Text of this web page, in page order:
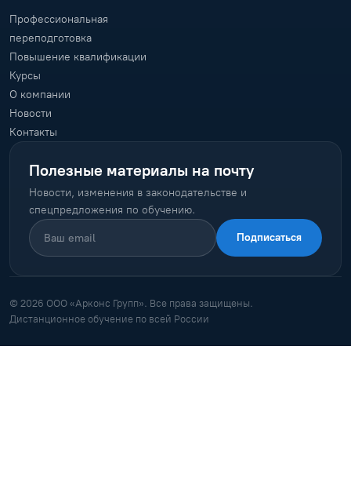
Профессиональная
переподготовка
Повышение квалификации
Курсы
О компании
Новости
Контакты
Полезные материалы на почту
Новости, изменения в законодательстве и
спецпредложения по обучению.
Подписаться
© 2026 ООО «Арконс Групп». Все права защищены.
Дистанционное обучение по всей России